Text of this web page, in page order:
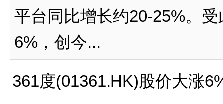
平台同比增长约20-25%。
6%，创今...
361度(01361.HK)股价大涨